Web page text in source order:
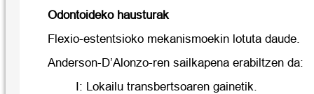
Odontoideko hausturak
Flexio-estentsioko mekanismoekin lotuta daude.
Anderson-D’Alonzo-ren sailkapena erabiltzen da:
I: Lokailu transbertsoaren gainetik.